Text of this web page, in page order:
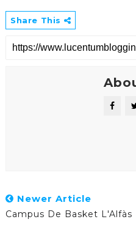
Share This
Newer Article
Campus De Basket L'Alfàs